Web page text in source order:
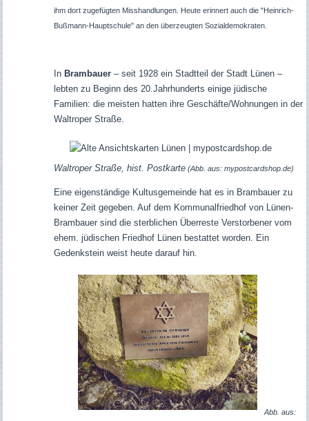
ihm dort zugefügten Misshandlungen. Heute erinnert auch die "Heinrich-
Bußmann-Hauptschule" an den überzeugten Sozialdemokraten.
In Brambauer – seit 1928 ein Stadtteil der Stadt Lünen –
lebten zu Beginn des 20.Jahrhunderts einige jüdische
Familien: die meisten hatten ihre Geschäfte/Wohnungen in der
Waltroper Straße.
Waltroper Straße, hist. Postkarte(Abb. aus: mypostcardshop.de)
Eine eigenständige Kultusgemeinde hat es in Brambauer zu
keiner Zeit gegeben. Auf dem Kommunalfriedhof von Lünen-
Brambauer sind die sterblichen Überreste Verstorbener vom
ehem. jüdischen Friedhof Lünen bestattet worden. Ein
Gedenkstein weist heute darauf hin.
Abb. aus: